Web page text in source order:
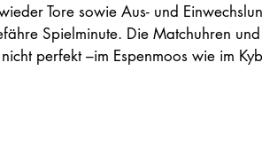
Tore sowie Aus- und
Spielminute. Die Matchuhren
perfekt –im Espenmoos wie im